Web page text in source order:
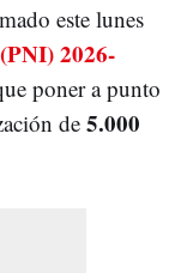
este lunes
2026-
poner a punto
de 5.000